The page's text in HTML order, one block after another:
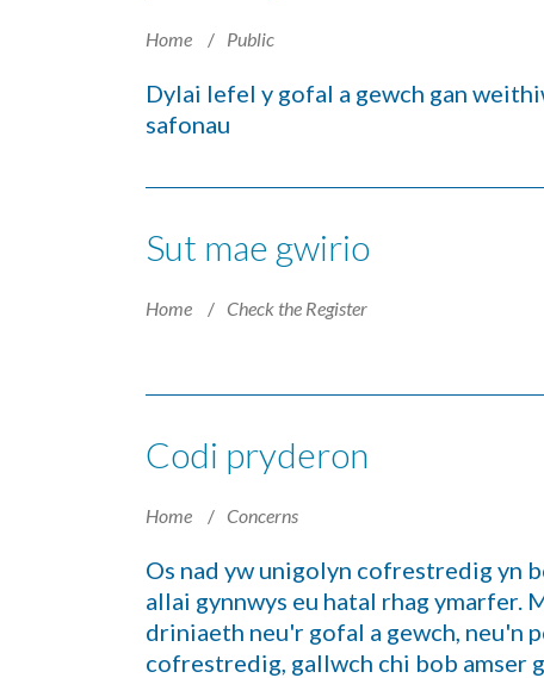
Home Public
Dylai lefel y gofal a gewch gan
safonau
Sut mae gwirio
Home Check the Register
Codi pryderon
Home Concerns
Os nad yw unigolyn cofrestredig yn
allai gynnwys eu hatal rhag ymarfer.
driniaeth neu'r gofal a gewch, neu'n
cofrestredig, gallwch chi bob amser